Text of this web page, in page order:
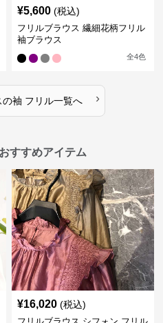
¥5,600 (税込)
フリルブラウス 繊細花柄フリル
袖ブラウス
全4色
の袖 フリル一覧へ ›
すすめアイテム
¥16,020 (税込)